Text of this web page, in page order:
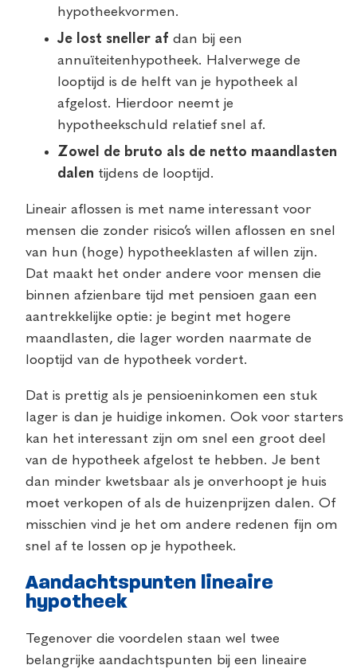
hypotheekvormen.
Je lost sneller af dan bij een
annuïteitenhypotheek. Halverwege de
looptijd is de helft van je hypotheek al
afgelost. Hierdoor neemt je
hypotheekschuld relatief snel af.
Zowel de bruto als de netto maandlasten
dalen tijdens de looptijd.
Lineair aflossen is met name interessant voor
mensen die zonder risico’s willen aflossen en snel
van hun (hoge) hypotheeklasten af willen zijn.
Dat maakt het onder andere voor mensen die
binnen afzienbare tijd met pensioen gaan een
aantrekkelijke optie: je begint met hogere
maandlasten, die lager worden naarmate de
looptijd van de hypotheek vordert.
Dat is prettig als je pensioeninkomen een stuk
lager is dan je huidige inkomen. Ook voor starters
kan het interessant zijn om snel een groot deel
van de hypotheek afgelost te hebben. Je bent
dan minder kwetsbaar als je onverhoopt je huis
moet verkopen of als de huizenprijzen dalen. Of
misschien vind je het om andere redenen fijn om
snel af te lossen op je hypotheek.
Aandachtspunten lineaire
hypotheek
Tegenover die voordelen staan wel twee
belangrijke aandachtspunten bij een lineaire